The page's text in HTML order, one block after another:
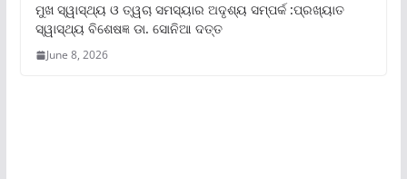
ମୁଖ ସ୍ୱାସ୍ଥ୍ୟ ଓ ତ୍ୱଚା ସମସ୍ୟାର ଅଦୃଶ୍ୟ ସମ୍ପର୍କ :ପ୍ରଖ୍ୟାତ
ସ୍ୱାସ୍ଥ୍ୟ ବିଶେଷଜ୍ଞ ଡା. ସୋନିଆ ଦତ୍ତ
June 8, 2026